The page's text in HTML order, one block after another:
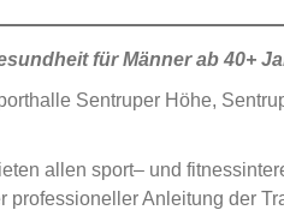
für Männer ab 40+
Sentruper Höhe,
allen sport– und
Anleitung der